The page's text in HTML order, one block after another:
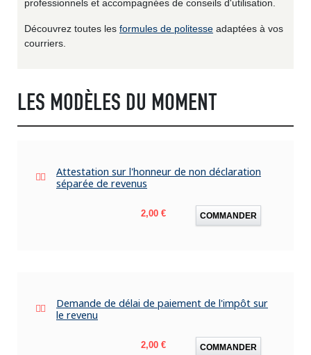
professionnels et accompagnées de conseils d'utilisation.
Découvrez toutes les formules de politesse adaptées à vos
courriers.
LES MODÈLES DU MOMENT
Attestation sur l'honneur de non déclaration
séparée de revenus
Prix
2,00 € COMMANDER
Demande de délai de paiement de l'impôt sur
le revenu
Prix
2,00 € COMMANDER